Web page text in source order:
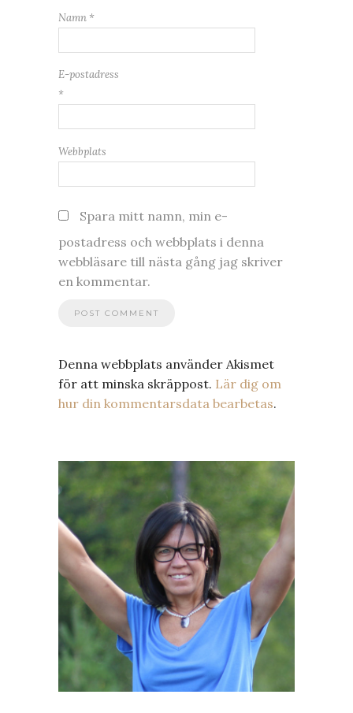
Namn *
E-postadress
*
Webbplats
Spara mitt namn, min e-
postadress och webbplats i denna
webbläsare till nästa gång jag skriver
en kommentar.
Denna webbplats använder Akismet
för att minska skräppost. Lär dig om
hur din kommentarsdata bearbetas.